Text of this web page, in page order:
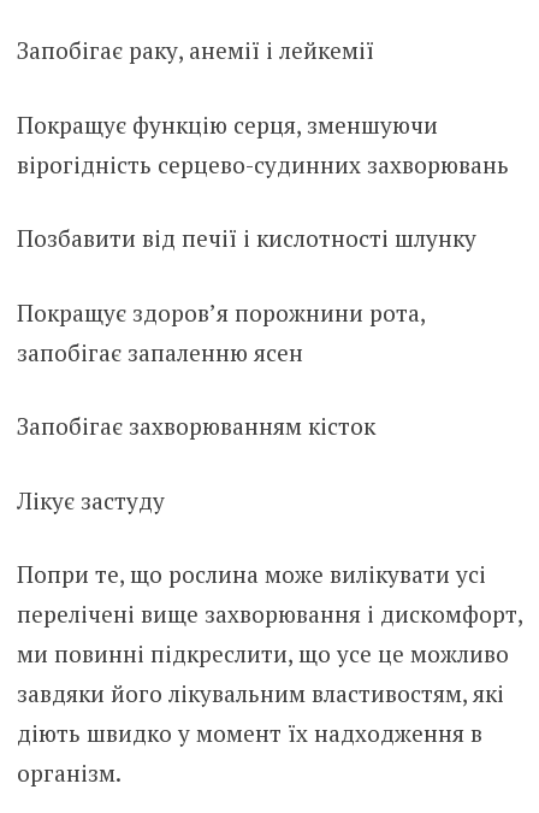
Запобігає раку, анемії і лейкемії
Покращує функцію серця, зменшуючи
вірогідність серцево-судинних захворювань
Позбавити від печії і кислотності шлунку
Покращує здоров’я порожнини рота,
запобігає запаленню ясен
Запобігає захворюванням кісток
Лікує застуду
Попри те, що рослина може вилікувати усі
перелічені вище захворювання і дискомфорт,
ми повинні підкреслити, що усе це можливо
завдяки його лікувальним властивостям, які
діють швидко у момент їх надходження в
організм.